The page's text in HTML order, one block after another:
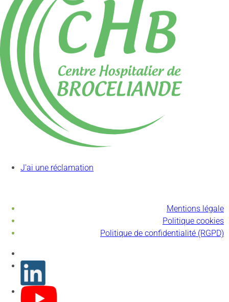
J'ai une réclamation
Mentions légale
Politique cookies
Politique de confidentialité (RGPD)